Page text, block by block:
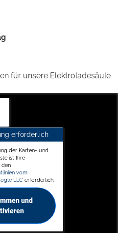
für unsere Elektroladesäule
erforderlich
der Karten- und
ist Ihre
den
vom
LLC erforderlich.
und